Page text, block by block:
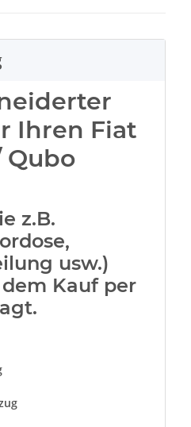
Ihren Fiat
Qubo
z.B.
usw.)
Kauf per